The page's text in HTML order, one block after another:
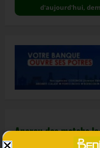
d'aujourd'hui,
Aperçu des matchs